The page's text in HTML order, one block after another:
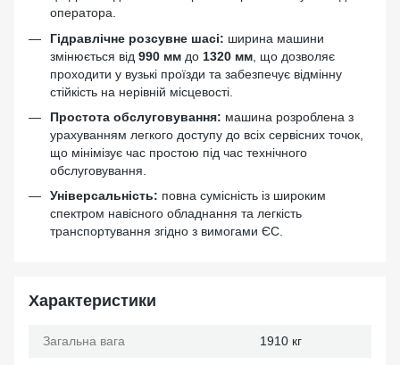
оператора.
Гідравлічне розсувне шасі: ширина машини
змінюється від 990 мм до 1320 мм , що дозволяє
проходити у вузькі проїзди та забезпечує відмінну
стійкість на нерівній місцевості.
Простота обслуговування: машина розроблена з
урахуванням легкого доступу до всіх сервісних точок,
що мінімізує час простою під час технічного
обслуговування.
Універсальність: повна сумісність із широким
спектром навісного обладнання та легкість
транспортування згідно з вимогами ЄС.
Характеристики
Загальна вага 1910 кг